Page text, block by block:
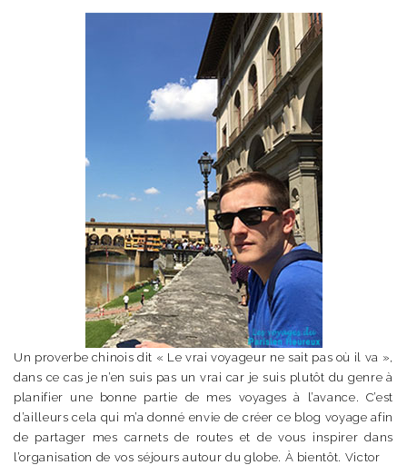
Un proverbe chinois dit « Le vrai voyageur ne sait pas où il va »,
dans ce cas je n’en suis pas un vrai car je suis plutôt du genre à
planifier une bonne partie de mes voyages à l’avance. C’est
d’ailleurs cela qui m’a donné envie de créer ce blog voyage afin
de partager mes carnets de routes et de vous inspirer dans
l’organisation de vos séjours autour du globe. À bientôt. Victor